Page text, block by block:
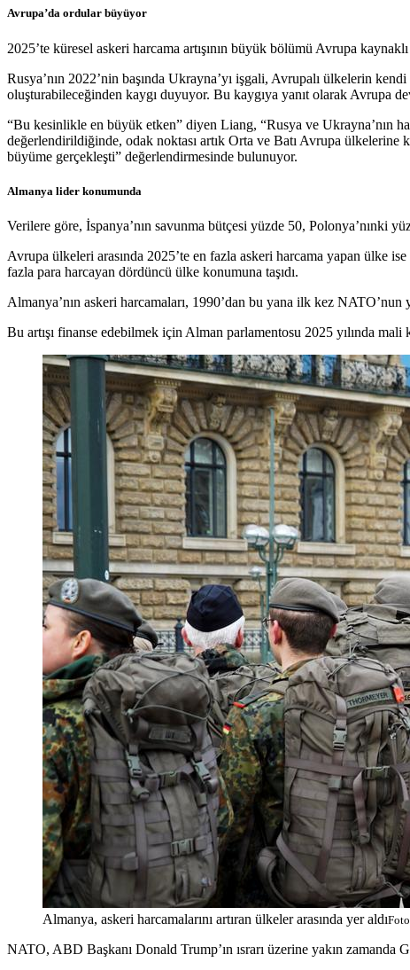
Avrupa’da ordular büyüyor
2025’te küresel askeri harcama artışının büyük bölümü Avrupa
Rusya’nın 2022’nin başında Ukrayna’yı işgali, Avrupalı ülkelerin
oluşturabileceğinden kaygı duyuyor. Bu kaygıya yanıt olarak Avrupa
“Bu kesinlikle en büyük etken” diyen Liang, “Rusya ve Ukrayna’nın
değerlendirildiğinde, odak noktası artık Orta ve Batı Avrupa ülkelerine
büyüme gerçekleşti” değerlendirmesinde bulunuyor.
Almanya lider konumunda
Verilere göre, İspanya’nın savunma bütçesi yüzde 50, Polonya’nınki
Avrupa ülkeleri arasında 2025’te en fazla askeri harcama yapan ülke
fazla para harcayan dördüncü ülke konumuna taşıdı.
Almanya’nın askeri harcamaları, 1990’dan bu yana ilk kez
Bu artışı finanse edebilmek için Alman parlamentosu 2025 yılında mali
Almanya, askeri harcamalarını artıran ülkeler arasında yer aldı
NATO, ABD Başkanı Donald Trump’ın ısrarı üzerine yakın